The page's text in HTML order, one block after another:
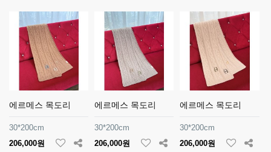
에르메스 목도리
30*200cm
206,000원
에르메스 목도리
30*200cm
206,000원
에르메스 목도리
30*200cm
206,000원